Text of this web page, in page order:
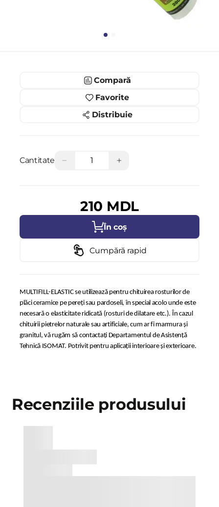
Compară
Favorite
Distribuie
Cantitate − +
210 MDL
În coș
Cumpără rapid
MULTIFILL-ELASTIC se utilizează pentru chituirea rosturilor de
plăci ceramice pe pereți sau pardoseli, în special acolo unde este
necesară o elasticitate ridicată (rosturi de dilatare etc.). În cazul
chituirii pietrelor naturale sau artificiale, cum ar fi marmura și
granitul, vă rugăm să contactați Departamentul de Asistență
Tehnică ISOMAT. Potrivit pentru aplicații interioare și exterioare.
Recenziile produsului